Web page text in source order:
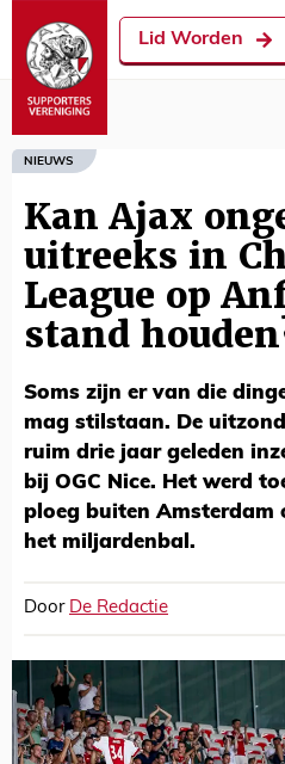
Lid Worden
NIEUWS
Kan Ajax
uitreeks in
League op
stand
Soms zijn er van die
mag stilstaan. De
ruim drie jaar geleden
bij OGC Nice. Het werd
ploeg buiten Amsterdam
het miljardenbal.
Door De Redactie